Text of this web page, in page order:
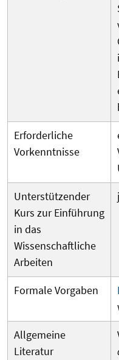
Erforderliche
Vorkenntnisse
Unterstützender
Kurs zur Einführung
in das
Wissenschaftliche
Arbeiten
Formale Vorgaben
Allgemeine
Literatur